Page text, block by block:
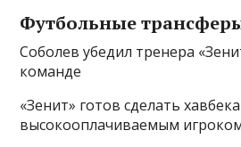
Футбольные
Соболев убедил тренера
команде
«Зенит» готов сделать
высокооплачиваемым